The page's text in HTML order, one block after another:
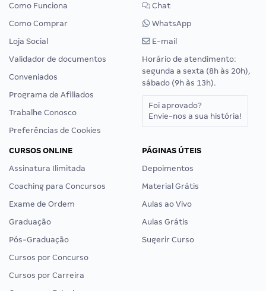
Como Funciona
Como Comprar
Loja Social
Validador de documentos
Conveniados
Programa de Afiliados
Trabalhe Conosco
Preferências de Cookies
Chat
WhatsApp
E-mail
Horário de atendimento:
segunda a sexta (8h às 20h),
sábado (9h às 13h).
Foi aprovado?
Envie-nos a sua história!
CURSOS ONLINE
Assinatura Ilimitada
Coaching para Concursos
Exame de Ordem
Graduação
Pós-Graduação
Cursos por Concurso
Cursos por Carreira
PÁGINAS ÚTEIS
Depoimentos
Material Grátis
Aulas ao Vivo
Aulas Grátis
Sugerir Curso